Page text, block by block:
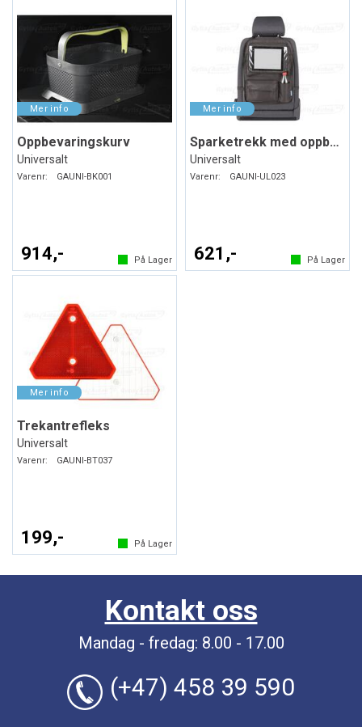
Oppbevaringskurv
Universalt
Varenr: GAUNI-BK001
914,- På Lager
Sparketrekk med oppbevaring
Universalt
Varenr: GAUNI-UL023
621,- På Lager
Trekantrefleks
Universalt
Varenr: GAUNI-BT037
199,- På Lager
Kontakt oss
Mandag - fredag: 8.00 - 17.00
(+47) 458 39 590